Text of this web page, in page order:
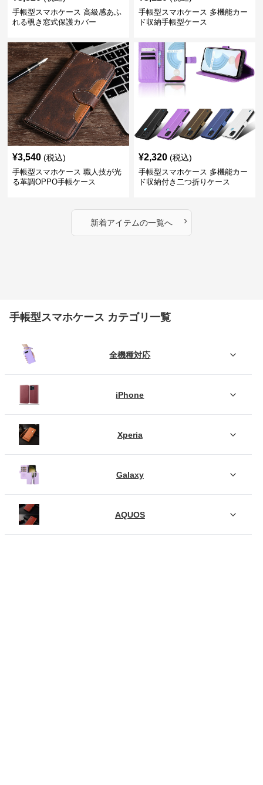
手帳型スマホケース 高級感あふ
れる覗き窓式保護カバー
手帳型スマホケース 多機能カー
ド収納手帳型ケース
¥3,540 (税込)
手帳型スマホケース 職人技が光
る革調OPPO手帳ケース
¥2,320 (税込)
手帳型スマホケース 多機能カー
ド収納付き二つ折りケース
新着アイテムの一覧へ ›
手帳型スマホケース カテゴリ一覧
全機種対応
iPhone
Xperia
Galaxy
AQUOS